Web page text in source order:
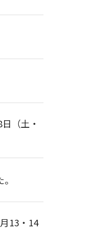
（土・
13・14